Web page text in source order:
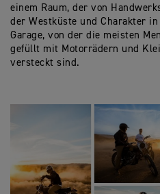
einem Raum, der von
der Westküste und Charakter
Garage, von der die meisten
gefüllt mit Motorrädern und
versteckt sind.